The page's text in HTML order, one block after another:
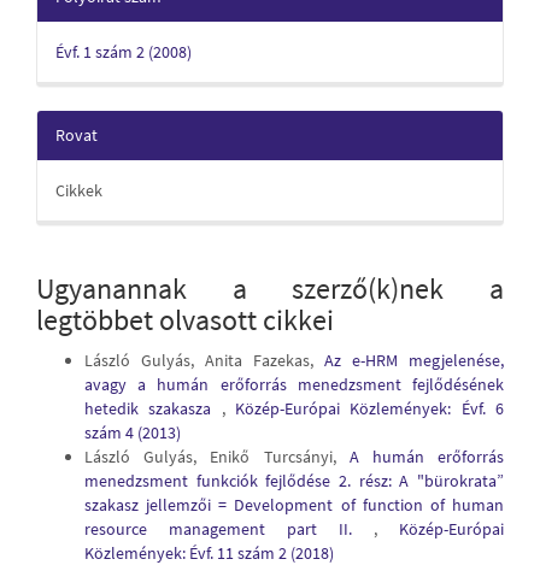
Évf. 1 szám 2 (2008)
Rovat
Cikkek
Ugyanannak a szerző(k)nek a
legtöbbet olvasott cikkei
László Gulyás, Anita Fazekas, Az e-HRM megjelenése,
avagy a humán erőforrás menedzsment fejlődésének
hetedik szakasza , Közép-Európai Közlemények: Évf. 6
szám 4 (2013)
László Gulyás, Enikő Turcsányi, A humán erőforrás
menedzsment funkciók fejlődése 2. rész: A "bürokrata”
szakasz jellemzői = Development of function of human
resource management part II. , Közép-Európai
Közlemények: Évf. 11 szám 2 (2018)